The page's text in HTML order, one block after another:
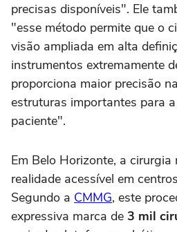
precisas disponíveis". Ele
"esse método permite que o
visão ampliada em alta
instrumentos extremamente
proporciona maior precisão
estruturas importantes para
paciente".
Em Belo Horizonte, a cirurgia
realidade acessível em
Segundo a CMMG, este
expressiva marca de 3 mil